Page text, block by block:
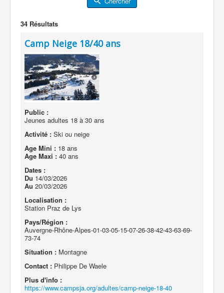
34 Résultats
Camp Neige 18/40 ans
Public :
Jeunes adultes 18 à 30 ans
Activité : Ski ou neige
Age Mini : 18 ans
Age Maxi : 40 ans
Dates :
Du 14/03/2026
Au 20/03/2026
Localisation :
Station Praz de Lys
Pays/Région :
Auvergne-Rhône-Alpes-01-03-05-15-07-26-38-42-43-63-69-
73-74
Situation : Montagne
Contact : Philippe De Waele
Plus d'info :
https://www.campsja.org/adultes/camp-neige-18-40